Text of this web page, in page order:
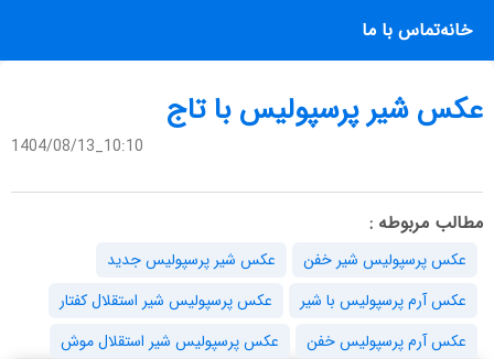
خانهتماس با ما
عکس شیر پرسپولیس با تاج
1404/08/13_10:10
مطالب مربوطه :
عکس پرسپولیس شیر خفن
عکس شیر پرسپولیس جدید
عکس آرم پرسپولیس با شیر
عکس پرسپولیس شیر استقلال کفتار
عکس آرم پرسپولیس خفن
عکس پرسپولیس شیر استقلال موش